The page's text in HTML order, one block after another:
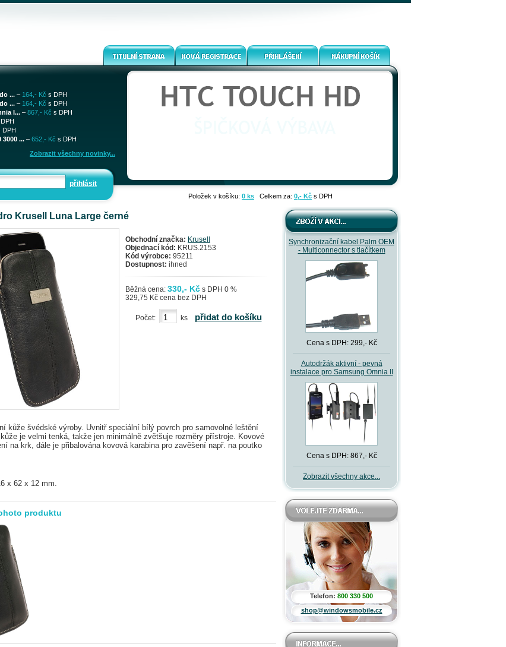
... – 164,- Kč s DPH
... – 164,- Kč s DPH
I... – 867,- Kč s DPH
DPH
3000 ... – 652,- Kč s DPH
Zobrazit všechny novinky...
přihlásit
Položek v košíku: 0 ks Celkem za: 0,- Kč s DPH
Synchronizační kabel Palm OEM
- Multiconnector s tlačítkem
Cena s DPH: 299,- Kč
Autodržák aktivní - pevná
instalace pro Samsung Omnia II
Cena s DPH: 867,- Kč
Zobrazit všechny akce...
Telefon: 800 330 500
shop@windowsmobile.cz
Krusell Luna Large černé
Obchodní značka: Krusell
Objednací kód: KRUS.2153
Kód výrobce: 95211
Dostupnost: ihned
Běžná cena: 330,- Kč s DPH 0 %
329,75 Kč cena bez DPH
Počet: ks přidat do košíku
kůže švédské výroby. Uvnitř speciální bílý povrch pro samovolné leštění
je velmi tenká, takže jen minimálně zvětšuje rozměry přístroje. Kovové
na krk, dále je přibalována kovová karabina pro zavěšení např. na poutko
x 62 x 12 mm.
produktu